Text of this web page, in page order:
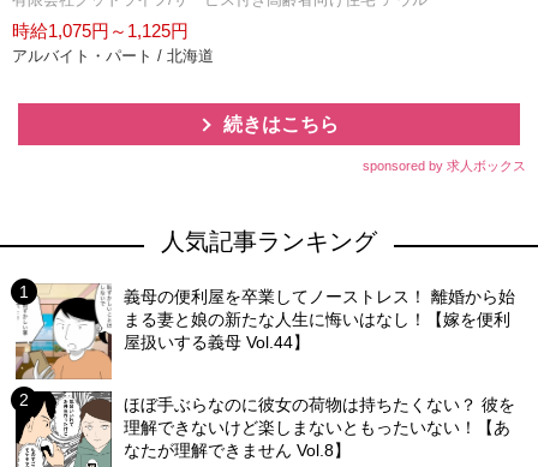
時給1,075円～1,125円
アルバイト・パート / 北海道
続きはこちら
sponsored by 求人ボックス
人気記事ランキング
義母の便利屋を卒業してノーストレス！ 離婚から始
まる妻と娘の新たな人生に悔いはなし！【嫁を便利
屋扱いする義母 Vol.44】
ほぼ手ぶらなのに彼女の荷物は持ちたくない？ 彼を
理解できないけど楽しまないともったいない！【あ
なたが理解できません Vol.8】